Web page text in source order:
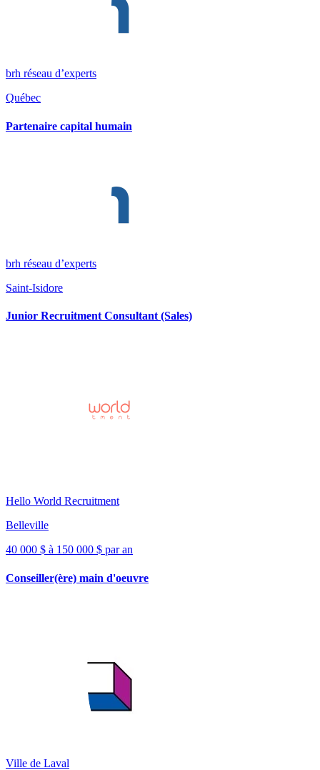
brh réseau d’experts
Québec
Partenaire capital humain
brh réseau d’experts
Saint-Isidore
Junior Recruitment Consultant (Sales)
Hello World Recruitment
Belleville
40 000 $ à 150 000 $ par an
Conseiller(ère) main d'oeuvre
Ville de Laval